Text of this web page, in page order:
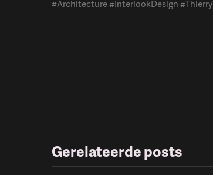
#Architecture #InterlookDesign
Gerelateerde posts